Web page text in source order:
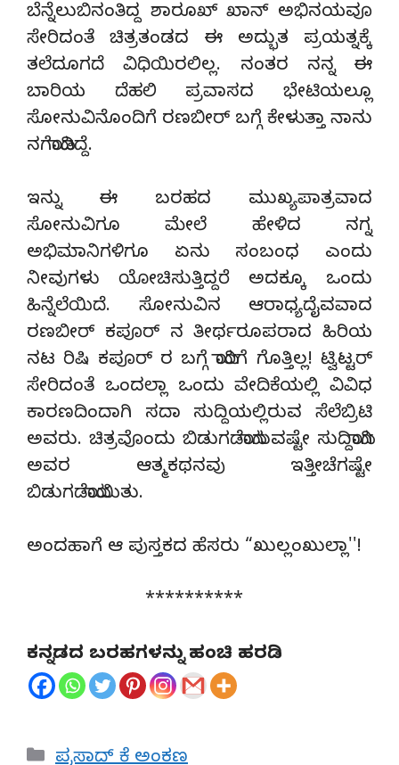
ಬೆನ್ನೆಲುಬಿನಂತಿದ್ದ ಶಾರೂಖ್ ಖಾನ್ ಅಭಿನಯವೂ
ಸೇರಿದಂತೆ ಚಿತ್ರತಂಡದ ಈ ಅದ್ಭುತ ಪ್ರಯತ್ನಕ್ಕೆ
ತಲೆದೂಗದೆ ವಿಧಿಯಿರಲಿಲ್ಲ. ನಂತರ ನನ್ನ ಈ
ಬಾರಿಯ ದೆಹಲಿ ಪ್ರವಾಸದ ಭೇಟಿಯಲ್ಲೂ
ಸೋನುವಿನೊಂದಿಗೆ ರಣಬೀರ್ ಬಗ್ಗೆ ಕೇಳುತ್ತಾ ನಾನು
ನಗೆಯಾಡಿದ್ದೆ.
ಇನ್ನು ಈ ಬರಹದ ಮುಖ್ಯಪಾತ್ರವಾದ
ಸೋನುವಿಗೂ ಮೇಲೆ ಹೇಳಿದ ನಗ್ನ
ಅಭಿಮಾನಿಗಳಿಗೂ ಏನು ಸಂಬಂಧ ಎಂದು
ನೀವುಗಳು ಯೋಚಿಸುತ್ತಿದ್ದರೆ ಅದಕ್ಕೂ ಒಂದು
ಹಿನ್ನೆಲೆಯಿದೆ. ಸೋನುವಿನ ಆರಾಧ್ಯದೈವವಾದ
ರಣಬೀರ್ ಕಪೂರ್ ನ ತೀರ್ಥರೂಪರಾದ ಹಿರಿಯ
ನಟ ರಿಷಿ ಕಪೂರ್ ರ ಬಗ್ಗೆ ಯಾರಿಗೆ ಗೊತ್ತಿಲ್ಲ! ಟ್ವಿಟ್ಟರ್
ಸೇರಿದಂತೆ ಒಂದಲ್ಲಾ ಒಂದು ವೇದಿಕೆಯಲ್ಲಿ ವಿವಿಧ
ಕಾರಣದಿಂದಾಗಿ ಸದಾ ಸುದ್ದಿಯಲ್ಲಿರುವ ಸೆಲೆಬ್ರಿಟಿ
ಅವರು. ಚಿತ್ರವೊಂದು ಬಿಡುಗಡೆಯಾಗುವಷ್ಟೇ ಸುದ್ದಿಯಾಗಿ
ಅವರ ಆತ್ಮಕಥನವು ಇತ್ತೀಚೆಗಷ್ಟೇ
ಬಿಡುಗಡೆಯಾಯಿತು.
ಅಂದಹಾಗೆ ಆ ಪುಸ್ತಕದ ಹೆಸರು “ಖುಲ್ಲಂಖುಲ್ಲಾ''!
**********
ಕನ್ನಡದ ಬರಹಗಳನ್ನು ಹಂಚಿ ಹರಡಿ
Categories
ಪ್ರಸಾದ್ ಕೆ ಅಂಕಣ